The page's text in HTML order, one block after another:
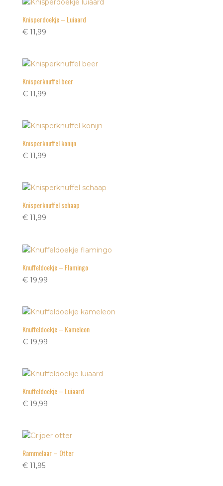
Knisperdoekje – Luiaard
€11,99
Knisperknuffel beer
€11,99
Knisperknuffel konijn
€11,99
Knisperknuffel schaap
€11,99
Knuffeldoekje – Flamingo
€19,99
Knuffeldoekje – Kameleon
€19,99
Knuffeldoekje – Luiaard
€19,99
Rammelaar – Otter
€11,95